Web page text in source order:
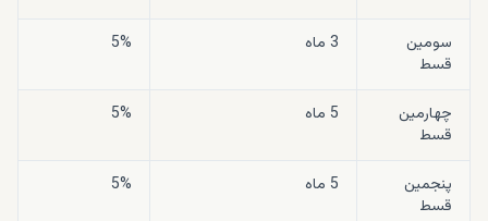
سومین
قسط
3 ماه 5%
چهارمین
قسط
5 ماه 5%
پنجمین
قسط
5 ماه 5%